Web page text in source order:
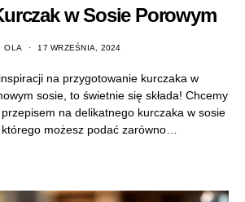
w Sosie Porowym
OLA 17 WRZEŚNIA, 2024
na przygotowanie kurczaka w
sosie, to świetnie się składa! Chcemy
na delikatnego kurczaka w sosie
możesz podać zarówno…